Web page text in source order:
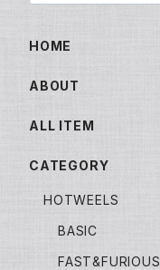
HOME
ABOUT
ALL ITEM
CATEGORY
HOTWEELS
BASIC
FAST&FURIOUS